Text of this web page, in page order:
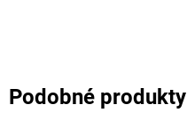
Podobné produkty